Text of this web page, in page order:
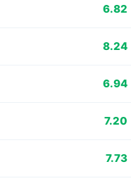
6.82
8.24
6.94
7.20
7.73